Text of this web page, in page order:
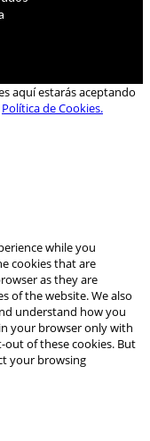
aquí estarás aceptando
Política de Cookies.
while you
cookies that are
as they are
of the website. We also
understand how you
your browser only with
of these cookies. But
your browsing